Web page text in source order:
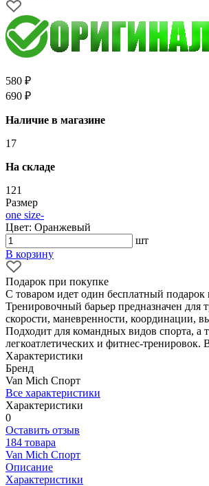
580 ₽
690 ₽
Наличие в магазине
17
На складе
121
Размер
one size-
Цвет: Оранжевый
шт
В корзину
Подарок при покупке
С товаром идет один бесплатный подарок
Тренировочный барьер предназначен для
скорости, маневренности, координации,
Подходит для командных видов спорта, а
легкоатлетических и фитнес-тренировок.
Характеристики
Бренд
Van Mich Спорт
Все характеристики
Характеристики
0
Оставить отзыв
184 товара
Van Mich Спорт
Описание
Характеристики